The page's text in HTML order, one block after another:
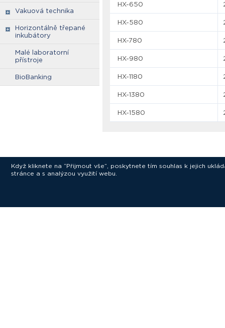
Vakuová technika
Horizontálně třepané
inkubátory
Malé laboratorní
přístroje
BioBanking
HX-650
HX-580
HX-780
HX-980
HX-1180
HX-1380
HX-1580
Když kliknete na “Přijmout vše”, poskytnete tím souhlas k jejich
stránce a s analýzou využití webu.